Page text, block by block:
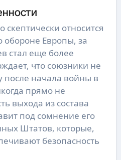
относится
Европы, за
стал еще более
что союзники не
начала войны в
прямо не
выхода из состава
под сомнение его
Штатов, которые,
безопасность